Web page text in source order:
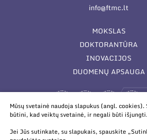
info@ftmc.lt
MOKSLAS
DOKTORANTŪRA
INOVACIJOS
DUOMENŲ APSAUGA
Mūsų svetainė naudoja slapukus (angl.
būtini, kad veiktų svetainė, ir negali būti išjungti.
Jei Jūs sutinkate, su slapukais, spauskite